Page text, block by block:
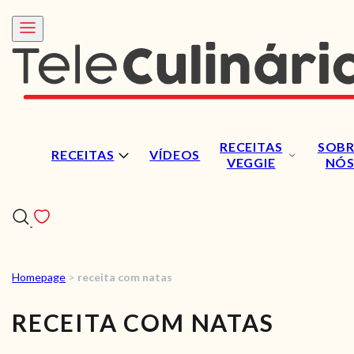
RECEITAS VÍDEOS
RECEITAS
VEGGIE
NÓS
RECEITAS
VÍDEOS
Homepage > receita com natas
RECEITA COM NATAS